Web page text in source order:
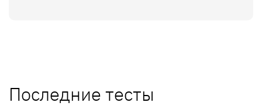
Последние тесты